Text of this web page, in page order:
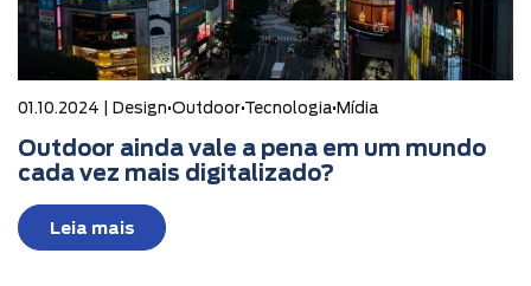
01.10.2024 | Design•Outdoor•Tecnologia• Mídia
Outdoor ainda vale a pena em um mundo
cada vez mais digitalizado?
Leia mais